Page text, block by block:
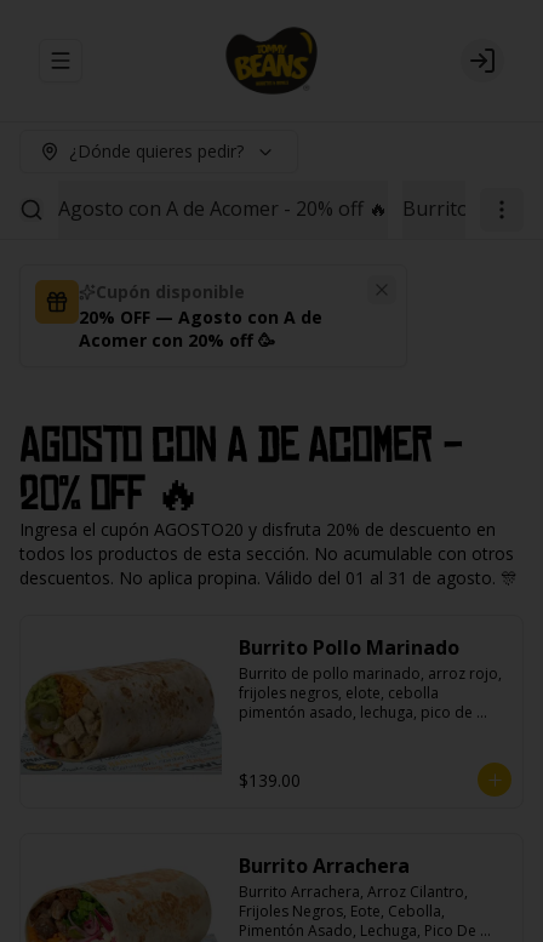
Abrir menu de navegación Login
¿Dónde quieres pedir?
Agosto con A de Acomer - 20% off 🔥 Burritos Red
Cupón disponible
20% OFF — Agosto con A de
Acomer con 20% off 🥳
Agosto con A de Acomer -
20% off 🔥
Ingresa el cupón AGOSTO20 y disfruta 20% de descuento en
todos los productos de esta sección. No acumulable con otros
descuentos. No aplica propina. Válido del 01 al 31 de agosto. 🎊
Burrito Pollo Marinado
Burrito de pollo marinado, arroz rojo,
frijoles negros, elote, cebolla
pimentón asado, lechuga, pico de
$139.00
Burrito Arrachera
Burrito Arrachera, Arroz Cilantro,
Frijoles Negros, Eote, Cebolla,
Pimentón Asado, Lechuga, Pico De